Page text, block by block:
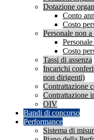
Dotazione
Conto
Costo
Personale non
Costo
Tassi di assenza
Incarichi
non dirigenti)
Contrattazione
Contrattazione
OIV
Bandi di concorso
Performance
Sistema di